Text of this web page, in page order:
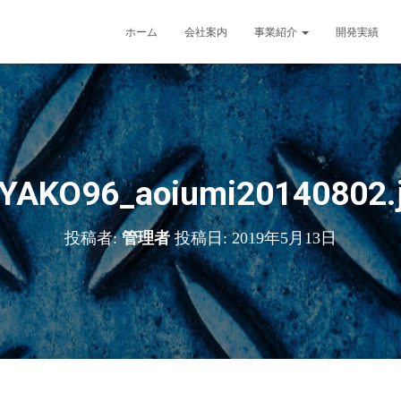
ホーム 会社案内 事業紹介 開発実績
投稿者:管理者投稿日:2019年5月13日